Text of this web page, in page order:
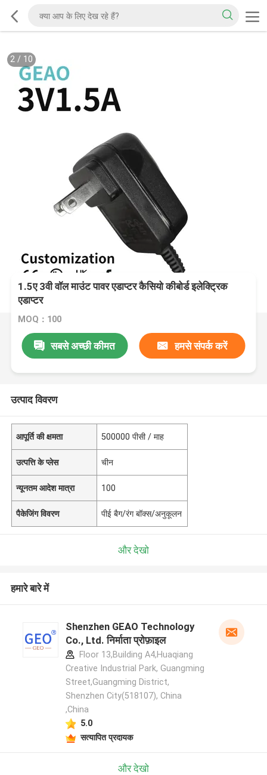
2/ 10
1.5ए 3वी वॉल माउंट पावर एडाप्टर कैसियो कीबोर्ड इलेक्ट्रिक
एडाप्टर
MOQ：100
सबसे अच्छी कीमत हमसे संपर्क करें
उत्पाद विवरण
आपूर्ति की क्षमता 500000 पीसी / माह
उत्पत्ति के प्लेस चीन
न्यूनतम आदेश मात्रा 100
पैकेजिंग विवरण पीई बैग/रंग बॉक्स/अनुकूलन
और देखो
हमारे बारे में
Shenzhen GEAO Technology
Co., Ltd. निर्माता प्रोफ़ाइल
Floor 13,Building A4,Huaqiang
Creative Industrial Park, Guangming
Street,Guangming District,
Shenzhen City(518107), China
,China
5.0
सत्यापित प्रदायक
और देखो